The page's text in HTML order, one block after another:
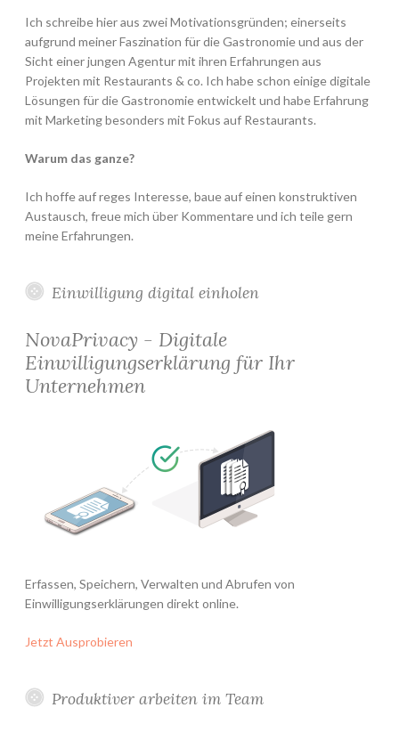
Ich schreibe hier aus zwei Motivationsgründen; einerseits
aufgrund meiner Faszination für die Gastronomie und aus der
Sicht einer jungen Agentur mit ihren Erfahrungen aus
Projekten mit Restaurants & co. Ich habe schon einige digitale
Lösungen für die Gastronomie entwickelt und habe Erfahrung
mit Marketing besonders mit Fokus auf Restaurants.
Warum das ganze?
Ich hoffe auf reges Interesse, baue auf einen konstruktiven
Austausch, freue mich über Kommentare und ich teile gern
meine Erfahrungen.
Einwilligung digital einholen
NovaPrivacy - Digitale
Einwilligungserklärung für Ihr
Unternehmen
Erfassen, Speichern, Verwalten und Abrufen von
Einwilligungserklärungen direkt online.
Jetzt Ausprobieren
Produktiver arbeiten im Team